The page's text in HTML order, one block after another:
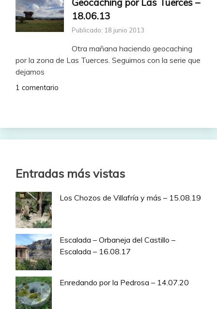
Geocaching por Las Tuerces –
18.06.13
Publicado: 18 junio 2013
Otra mañana haciendo geocaching
por la zona de Las Tuerces. Seguimos con la serie que
dejamos
1 comentario
Entradas más vistas
Los Chozos de Villafría y más – 15.08.19
Escalada – Orbaneja del Castillo –
Escalada – 16.08.17
Enredando por la Pedrosa – 14.07.20